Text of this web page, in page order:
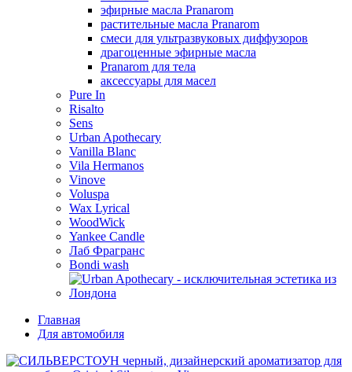
эфирные масла Pranarom
растительные масла Pranarom
смеси для ультразвуковых диффузоров
драгоценные эфирные масла
Pranarom для тела
аксессуары для масел
Pure In
Risalto
Sens
Urban Apothecary
Vanilla Blanc
Vila Hermanos
Vinove
Voluspa
Wax Lyrical
WoodWick
Yankee Candle
Лаб Фрагранс
Bondi wash
Главная
Для автомобиля